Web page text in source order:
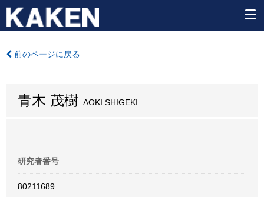
前のページに戻る
青木 茂樹 AOKI SHIGEKI
研究者番号
80211689